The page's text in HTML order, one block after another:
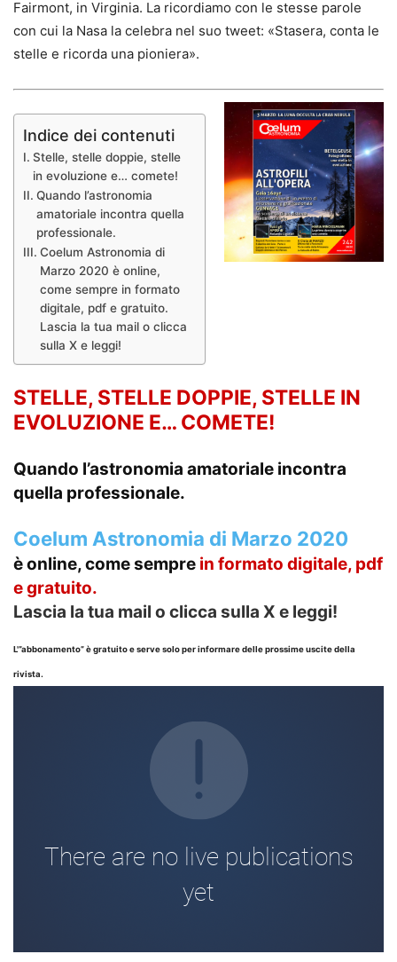
Fairmont, in Virginia. La ricordiamo con le stesse parole
con cui la Nasa la celebra nel suo tweet: «Stasera, conta le
stelle e ricorda una pioniera».
Indice dei contenuti
Stelle, stelle doppie, stelle
in evoluzione e… comete!
Quando l’astronomia
amatoriale incontra quella
professionale.
Coelum Astronomia di
Marzo 2020 è online,
come sempre in formato
digitale, pdf e gratuito.
Lascia la tua mail o clicca
sulla X e leggi!
STELLE, STELLE DOPPIE, STELLE IN
EVOLUZIONE E… COMETE!
Quando l’astronomia amatoriale incontra
quella professionale.
Coelum Astronomia di Marzo 2020
è online, come sempre in formato digitale, pdf
e gratuito.
Lascia la tua mail o clicca sulla X e leggi!
L'”abbonamento” è gratuito e serve solo per informare delle prossime uscite della
rivista.